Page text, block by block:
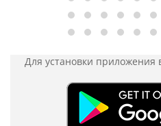
Для установки приложения